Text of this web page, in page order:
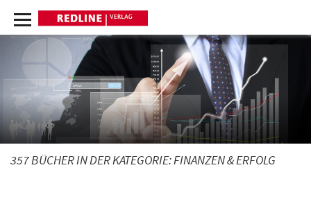
357 BÜCHER IN DER KATEGORIE:FINANZEN & ERFOLG